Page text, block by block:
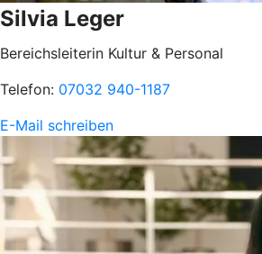
Silvia Leger
Bereichsleiterin Kultur & Personal
Telefon: 07032 940-1187
E-Mail schreiben